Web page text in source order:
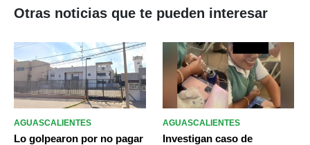
Otras noticias que te pueden interesar
AGUASCALIENTES
Lo golpearon por no pagar
AGUASCALIENTES
Investigan caso de